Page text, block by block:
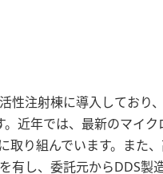
性注射棟に導入しており
近年では、最新のマイ
取り組んでいます。また
有し、委託元からDDS製